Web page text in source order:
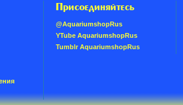
Присоединяйтесь
@AquariumshopRus
YTube AquariumshopRus
Tumblr AquariumshopRus